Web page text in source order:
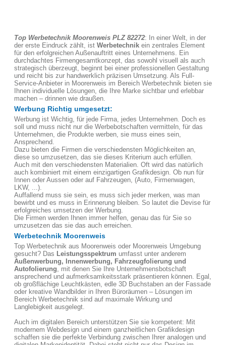
Top Werbetechnik Moorenweis PLZ 82272: In einer Welt, in der
der erste Eindruck zählt, ist Werbetechnik ein zentrales Element
für den erfolgreichen Außenauftritt eines Unternehmens. Ein
durchdachtes Firmengesamtkonzept, das sowohl visuell als auch
strategisch überzeugt, beginnt bei einer professionellen Gestaltung
und reicht bis zur handwerklich präzisen Umsetzung. Als Full-
Service-Anbieter in Moorenweis im Bereich Werbetechnik bieten sie
Ihnen individuelle Lösungen, die Ihre Marke sichtbar und erlebbar
machen – drinnen wie draußen.
Werbung Richtig umgesetzt:
Werbung ist Wichtig, für jede Firma, jedes Unternehmen. Doch es
soll und muss nicht nur die Werbebotschaften vermitteln, für das
Unternehmen, die Produkte werben, sie muss eines sein,
Ansprechend.
Dazu bieten die Firmen die verschiedensten Möglichkeiten an,
diese so umzusetzen, das sie dieses Kriterium auch erfüllen.
Auch mit den verschiedensten Materialien. Oft wird das natürlich
auch kombiniert mit einem einzigartigen Grafikdesign. Ob nun für
Innen oder Aussen oder auf Fahrzeugen, (Auto, Firmenwagen,
LKW, ...).
Auffallend muss sie sein, es muss sich jeder merken, was man
bewirbt und es muss in Erinnerung bleiben. So lautet die Devise für
erfolgreiches umsetzen der Werbung.
Die Firmen werden Ihnen immer helfen, genau das für Sie so
umzusetzen das sie das auch erreichen.
Werbetechnik Moorenweis
Top Werbetechnik aus Moorenweis oder Moorenweis Umgebung
gesucht? Das Leistungsspektrum umfasst unter anderem
Außenwerbung, Innenwerbung, Fahrzeugfolierung und
Autofolierung, mit denen Sie Ihre Unternehmensbotschaft
ansprechend und aufmerksamkeitsstark präsentieren können. Egal,
ob großflächige Leuchtkästen, edle 3D Buchstaben an der Fassade
oder kreative Wandbilder in Ihren Büroräumen – Lösungen im
Bereich Werbetechnik sind auf maximale Wirkung und
Langlebigkeit ausgelegt.
Auch im digitalen Bereich unterstützen Sie sie kompetent: Mit
modernem Webdesign und einem ganzheitlichen Grafikdesign
schaffen sie die perfekte Verbindung zwischen Ihrer analogen und